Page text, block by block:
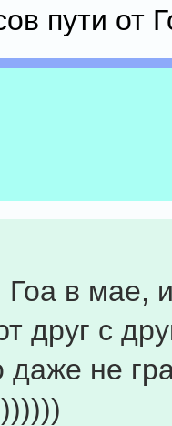
пути от
в мае,
друг с
не